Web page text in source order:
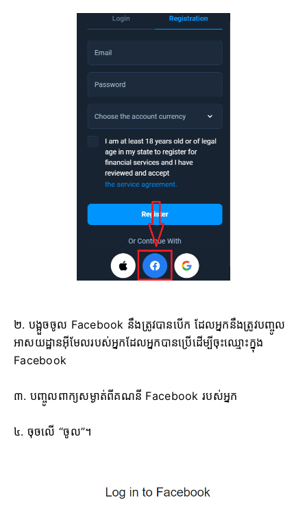
២. បង្អួចចូល Facebook នឹងត្រូវបានបើក ដែលអ្នកនឹងត្រូវបញ្ចូល
អាសយដ្ឋានអ៊ីមែលរបស់អ្នកដែលអ្នកបានប្រើដើម្បីចុះឈ្មោះក្នុង
Facebook
៣. បញ្ចូលពាក្យសម្ងាត់ពីគណនី Facebook របស់អ្នក
៤. ចុចលើ “ចូល”។